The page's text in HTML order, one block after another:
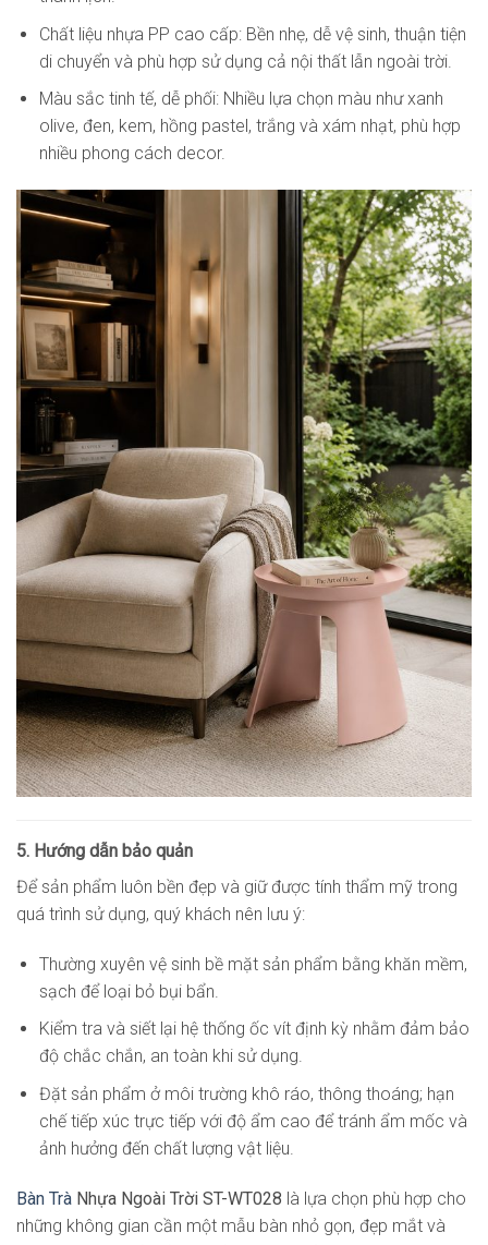
Chất liệu nhựa PP cao cấp: Bền nhẹ, dễ vệ sinh, thuận tiện
di chuyển và phù hợp sử dụng cả nội thất lẫn ngoài trời.
Màu sắc tinh tế, dễ phối: Nhiều lựa chọn màu như xanh
olive, đen, kem, hồng pastel, trắng và xám nhạt, phù hợp
nhiều phong cách decor.
5. Hướng dẫn bảo quản
Để sản phẩm luôn bền đẹp và giữ được tính thẩm mỹ trong
quá trình sử dụng, quý khách nên lưu ý:
Thường xuyên vệ sinh bề mặt sản phẩm bằng khăn mềm,
sạch để loại bỏ bụi bẩn.
Kiểm tra và siết lại hệ thống ốc vít định kỳ nhằm đảm bảo
độ chắc chắn, an toàn khi sử dụng.
Đặt sản phẩm ở môi trường khô ráo, thông thoáng; hạn
chế tiếp xúc trực tiếp với độ ẩm cao để tránh ẩm mốc và
ảnh hưởng đến chất lượng vật liệu.
Bàn Trà Nhựa Ngoài Trời ST-WT028 là lựa chọn phù hợp cho
những không gian cần một mẫu bàn nhỏ gọn, đẹp mắt và